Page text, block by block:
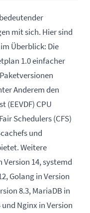
mit sich. Hier sind
Überblick: Die
1.0 einfacher
Anderem den
(EEVDF) CPU
Schedulers (CFS)
und
Weitere
Version 14, systemd
Golang in Version
8.3, MariaDB in
und Nginx in Version